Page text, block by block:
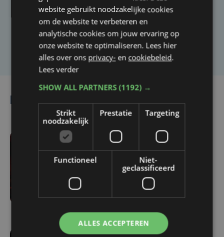
artikel?
Laat het ons weten
Lees ook
Lauwe eert 86-jarige
Willem Vermandere met
verjaardagsconcert
website gebruikt noodzakelijke cookies
om de website te verbeteren en
analytische cookies om jouw ervaring op
onze website te optimaliseren. Lees hier
alles over ons privacy- en cookiebeleid.
Lees verder
SHOW ALL PARTNERS(1192) →
Strikt
noodzakelijk
Prestatie Targeting
Functioneel
Niet-
geclassificeerd
ALLES ACCEPTEREN